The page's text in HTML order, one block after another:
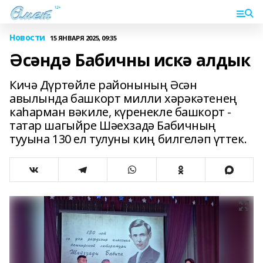
Новости 15 ЯНВАРЯ 2025, 09:35
Әсәндә Бабичны искә алдык
Кичә Дүртөйле районының Әсән
авылында башкорт милли хәрәкәтенең
каһарман вәкиле, күренекле башкорт -
татар шагыйре Шәехзадә Бабичның
тууына 130 ел тулуны киң билгеләп үттек.